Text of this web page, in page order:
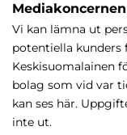
Vi kan lämna ut
potentiella kunders
Keskisuomalainen
bolag som vid var
kan ses här.
inte ut.